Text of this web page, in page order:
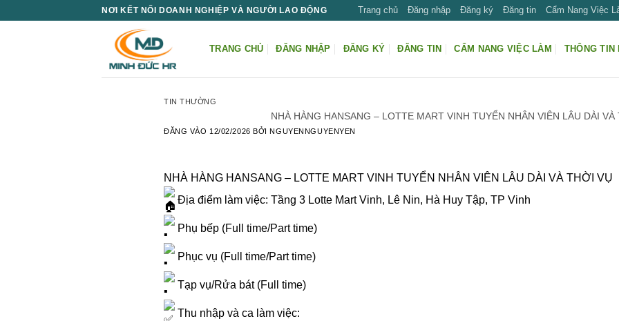
NƠI KẾT NỐI DOANH NGHIỆP VÀ NGƯỜI LAO ĐỘNG Trang chủ Đăng nhập Đăng ký Đăng tin Cẩm Nang Việc
TRANG CHỦ ĐĂNG NHẬP ĐĂNG KÝ ĐĂNG TIN CẨM NANG VIỆC LÀM THÔNG TIN
TIN THƯỜNG
NHÀ HÀNG HANSANG – LOTTE MART VINH TUYỂN NHÂN VIÊN LÂU DÀI VÀ
ĐĂNG VÀO 12/02/2026 BỞINGUYENNGUYENYEN
NHÀ HÀNG HANSANG – LOTTE MART VINH TUYỂN NHÂN VIÊN LÂU DÀI VÀ THỜI VỤ
Địa điểm làm việc: Tầng 3 Lotte Mart Vinh, Lê Nin, Hà Huy Tập, TP Vinh
Phụ bếp (Full time/Part time)
Phục vụ (Full time/Part time)
Tạp vụ/Rửa bát (Full time)
Thu nhập và ca làm việc: